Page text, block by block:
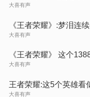
大喜有声
大喜有声
大喜有声
大喜有声